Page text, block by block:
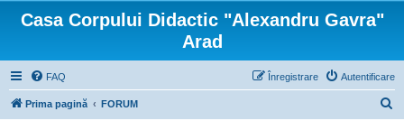
Casa Corpului Didactic "Alexandru Gavra"
Arad
FAQ Autentificare
Înregistrare
Prima pagină FORUM